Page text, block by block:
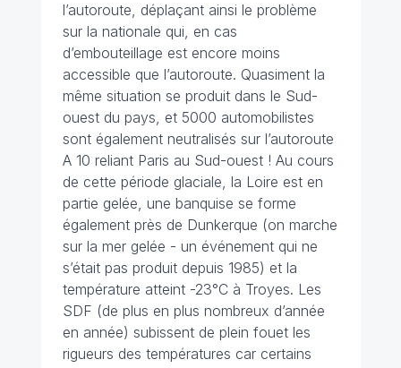
l’autoroute, déplaçant ainsi le problème
sur la nationale qui, en cas
d’embouteillage est encore moins
accessible que l’autoroute. Quasiment la
même situation se produit dans le Sud-
ouest du pays, et 5000 automobilistes
sont également neutralisés sur l’autoroute
A 10 reliant Paris au Sud-ouest ! Au cours
de cette période glaciale, la Loire est en
partie gelée, une banquise se forme
également près de Dunkerque (on marche
sur la mer gelée - un événement qui ne
s’était pas produit depuis 1985) et la
température atteint -23°C à Troyes. Les
SDF (de plus en plus nombreux d’année
en année) subissent de plein fouet les
rigueurs des températures car certains